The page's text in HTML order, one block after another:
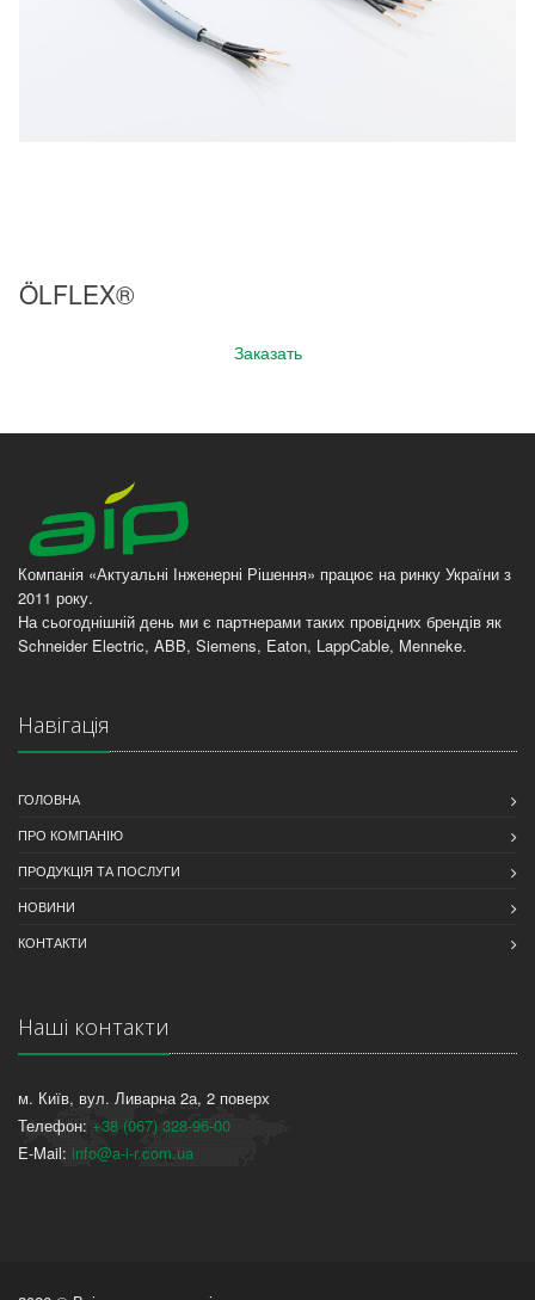
ÖLFLEX®
Заказать
Компанія «Актуальні Інженерні Рішення» працює на ринку України з
2011 року.
На сьогоднішній день ми є партнерами таких провідних брендів як
Schneider Electric, ABB, Siemens, Eaton, LappCable, Menneke.
Навігація
ГОЛОВНА
ПРО КОМПАНІЮ
ПРОДУКЦІЯ ТА ПОСЛУГИ
НОВИНИ
КОНТАКТИ
Наші контакти
м. Київ, вул. Ливарна 2а, 2 поверх
Телефон: +38 (067) 328-96-00
E-Mail: info@a-i-r.com.ua